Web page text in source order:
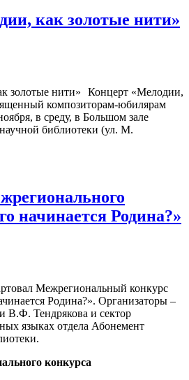
как золотые нити»
Концерт «Мелодии,
композиторам-юбилярам
в среду, в Большом зале
библиотеки (ул. М.
начинается Родина?»
Межрегиональный конкурс
Родина?». Организаторы –
Тендрякова и сектор
языках отдела Абонемент
конкурса